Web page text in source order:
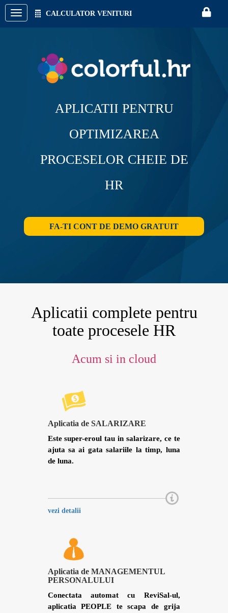
CALCULATOR VENITURI
APLICATII PENTRU
OPTIMIZAREA
PROCESELOR CHEIE DE
HR
FA-TI CONT DE DEMO GRATUIT
Aplicatii complete pentru
toate procesele HR
Acum si in cloud
Aplicatia de SALARIZARE
Este super-eroul tau in salarizare, ce te
ajuta sa ai gata salariile la timp, luna
de luna.
vezi detalii
Aplicatia de MANAGEMENTUL
PERSONALULUI
Conectata automat cu ReviSal-ul,
aplicatia PEOPLE te scapa de grija